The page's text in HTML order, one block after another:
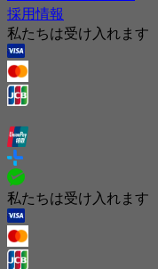
採用情報
私たちは受け入れます
私たちは受け入れます